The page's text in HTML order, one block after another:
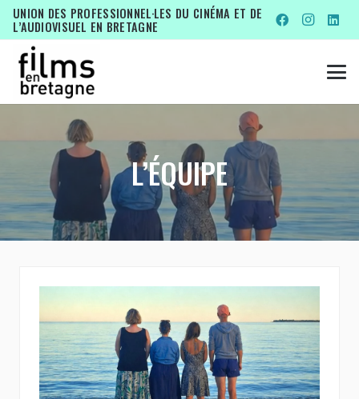
UNION DES PROFESSIONNEL·LES DU CINÉMA ET DE
L’AUDIOVISUEL EN BRETAGNE
L’ÉQUIPE